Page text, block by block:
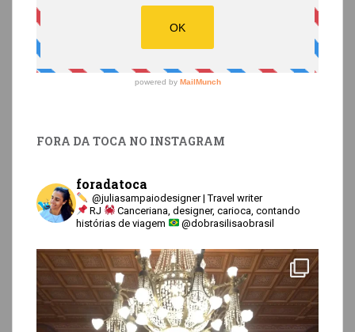
FORA DA TOCA NO INSTAGRAM
foradatoca
@juliasampaiodesigner | Travel writer
RJ
Canceriana, designer, carioca, contando
histórias de viagem
@dobrasilisaobrasil